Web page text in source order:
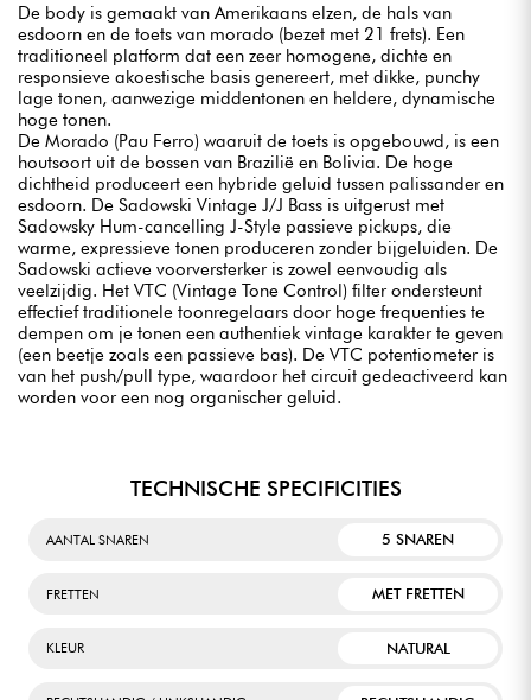
De body is gemaakt van Amerikaans elzen, de hals van
esdoorn en de toets van morado (bezet met 21 frets). Een
traditioneel platform dat een zeer homogene, dichte en
responsieve akoestische basis genereert, met dikke, punchy
lage tonen, aanwezige middentonen en heldere, dynamische
hoge tonen.
De Morado (Pau Ferro) waaruit de toets is opgebouwd, is een
houtsoort uit de bossen van Brazilië en Bolivia. De hoge
dichtheid produceert een hybride geluid tussen palissander en
esdoorn. De Sadowski Vintage J/J Bass is uitgerust met
Sadowsky Hum-cancelling J-Style passieve pickups, die
warme, expressieve tonen produceren zonder bijgeluiden. De
Sadowski actieve voorversterker is zowel eenvoudig als
veelzijdig. Het VTC (Vintage Tone Control) filter ondersteunt
effectief traditionele toonregelaars door hoge frequenties te
dempen om je tonen een authentiek vintage karakter te geven
(een beetje zoals een passieve bas). De VTC potentiometer is
van het push/pull type, waardoor het circuit gedeactiveerd kan
worden voor een nog organischer geluid.
TECHNISCHE SPECIFICITIES
AANTAL SNAREN 5 SNAREN
FRETTEN MET FRETTEN
KLEUR NATURAL